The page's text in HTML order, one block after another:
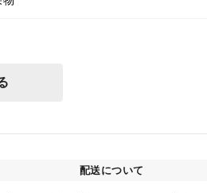
配送について